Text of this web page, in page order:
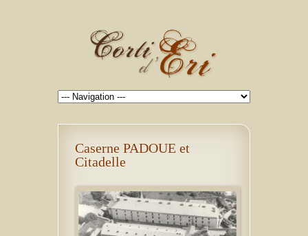
Caserne PADOUE et
Citadelle